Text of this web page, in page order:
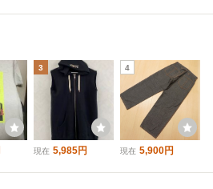
3
現在 5,985円
4
現在 5,900円